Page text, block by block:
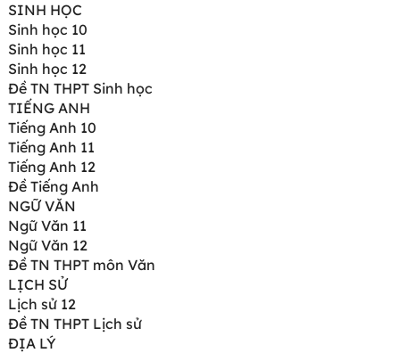
SINH HỌC
Sinh học 10
Sinh học 11
Sinh học 12
Đề TN THPT Sinh học
TIẾNG ANH
Tiếng Anh 10
Tiếng Anh 11
Tiếng Anh 12
Đề Tiếng Anh
NGỮ VĂN
Ngữ Văn 11
Ngữ Văn 12
Đề TN THPT môn Văn
LỊCH SỬ
Lịch sử 12
Đề TN THPT Lịch sử
ĐỊA LÝ